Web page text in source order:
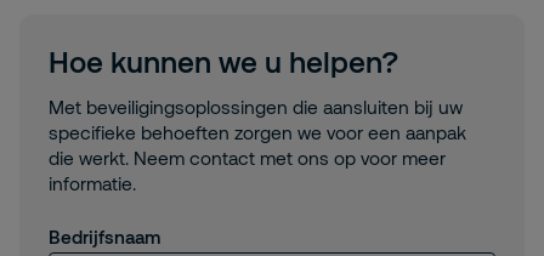
Hoe kunnen we u helpen?
Met beveiligingsoplossingen die aansluiten bij uw
specifieke behoeften zorgen we voor een aanpak
die werkt. Neem contact met ons op voor meer
informatie.
Bedrijfsnaam